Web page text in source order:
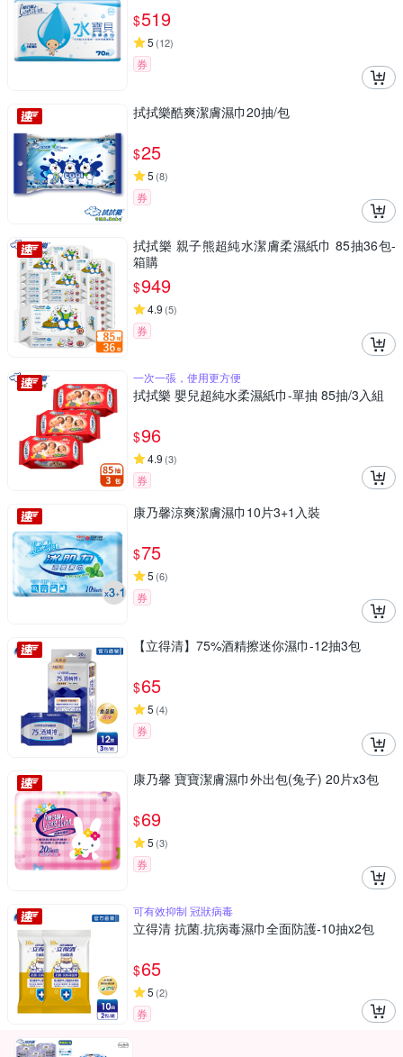
$519
5 (12)
券
拭拭樂酷爽潔膚濕巾20抽/包
$25
5 (8)
券
拭拭樂 親子熊超純水潔膚柔濕紙巾 85抽36包-
箱購
$949
4.9 (5)
券
一次一張，使用更方便
拭拭樂 嬰兒超純水柔濕紙巾-單抽 85抽/3入組
$96
4.9 (3)
券
康乃馨涼爽潔膚濕巾10片3+1入裝
$75
5 (6)
券
【立得清】75%酒精擦迷你濕巾-12抽3包
$65
5 (4)
券
康乃馨 寶寶潔膚濕巾外出包(兔子) 20片x3包
$69
5 (3)
券
可有效抑制 冠狀病毒
立得清 抗菌.抗病毒濕巾全面防護-10抽x2包
$65
5 (2)
券